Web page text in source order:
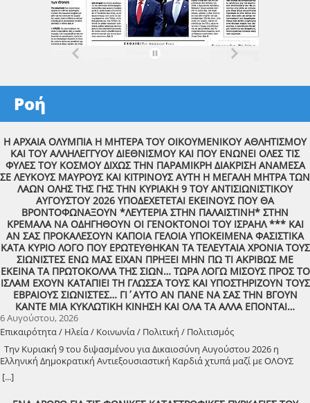
Ροή
Η ΑΡΧΑΙΑ ΟΛΥΜΠΙΑ Η ΜΗΤΕΡΑ ΤΟΥ ΟΙΚΟΥΜΕΝΙΚΟΥ ΑΘΛΗΤΙΣΜΟΥ
ΚΑΙ ΤΟΥ ΑΛΛΗΛΕΓΓΥΟΥ ΔΙΕΘΝΙΣΜΟΥ ΚΑΙ ΠΟΥ ΕΝΩΝΕΙ ΟΛΕΣ ΤΙΣ
ΦΥΛΕΣ ΤΟΥ ΚΟΣΜΟΥ ΔΙΧΩΣ ΤΗΝ ΠΑΡΑΜΙΚΡΗ ΔΙΑΚΡΙΣΗ ΑΝΑΜΕΣΑ
ΣΕ ΛΕΥΚΟΥΣ ΜΑΥΡΟΥΣ ΚΑΙ ΚΙΤΡΙΝΟΥΣ ΑΥΤΗ Η ΜΕΓΑΛΗ ΜΗΤΡΑ ΤΩΝ
ΛΑΩΝ ΟΛΗΣ ΤΗΣ ΓΗΣ ΤΗΝ ΚΥΡΙΑΚΗ 9 ΤΟΥ ΑΝΤΙΣΙΩΝΙΣΤΙΚΟΥ
ΑΥΓΟΥΣΤΟΥ 2026 ΥΠΟΔΕΧΕΤΕΤΑΙ ΕΚΕΙΝΟΥΣ ΠΟΥ ΘΑ
ΒΡΟΝΤΟΦΩΝΑΞΟΥΝ *ΛΕΥΤΕΡΙΑ ΣΤΗΝ ΠΑΛΑΙΣΤΙΝΗ* ΣΤΗΝ
ΚΡΕΜΑΛΑ ΝΑ ΟΔΗΓΗΘΟΥΝ ΟΙ ΓΕΝΟΚΤΟΝΟΙ ΤΟΥ ΙΣΡΑΗΛ *** ΚΑΙ
ΑΝ ΣΑΣ ΠΡΟΚΑΛΕΣΟΥΝ ΚΑΠΟΙΑ ΓΕΛΟΙΑ ΥΠΟΚΕΙΜΕΝΑ ΦΑΣΙΣΤΙΚΑ
ΚΑΤΑ ΚΥΡΙΟ ΛΟΓΟ ΠΟΥ ΕΡΩΤΕΥΘΗΚΑΝ ΤΑ ΤΕΛΕΥΤΑΙΑ ΧΡΟΝΙΑ ΤΟΥΣ
ΣΙΩΝΙΣΤΕΣ ΕΝΩ ΜΑΣ ΕΙΧΑΝ ΠΡΗΞΕΙ ΜΗΝ ΠΩ ΤΙ ΑΚΡΙΒΩΣ ΜΕ
ΕΚΕΙΝΑ ΤΑ ΠΡΩΤΟΚΟΛΛΑ ΤΗΣ ΣΙΩΝ… ΤΩΡΑ ΛΟΓΩ ΜΙΣΟΥΣ ΠΡΟΣ ΤΟ
ΙΣΛΑΜ ΕΧΟΥΝ ΚΑΤΑΠΙΕΙ ΤΗ ΓΛΩΣΣΑ ΤΟΥΣ ΚΑΙ ΥΠΟΣΤΗΡΙΖΟΥΝ ΤΟΥΣ
ΕΒΡΑΙΟΥΣ ΣΙΩΝΙΣΤΕΣ… ΓΙ΄ΑΥΤΟ ΑΝ ΠΑΝΕ ΝΑ ΣΑΣ ΤΗΝ ΒΓΟΥΝ
ΚΑΝΤΕ ΜΙΑ ΚΥΚΛΩΤΙΚΗ ΚΙΝΗΣΗ ΚΑΙ ΟΛΑ ΤΑ ΑΛΛΑ ΕΠΟΝΤΑΙ…
6 Αυγούστου, 2026
Επικαιρότητα / Ηλεία / Κοινωνία / Πολιτική / Πολιτισμός
Την Κυριακή 9 του διψασμένου για Δικαιοσύνη Αυγούστου 2026 η
Ελληνική Δημοκρατική Αντιεξουσιαστική Καρδιά χτυπά μαζί με ΟΛΟΥΣ
τους Συναγωνιστές για την Παλαιστίνη μέρα Μνήμης και Αγώνα!
[...]